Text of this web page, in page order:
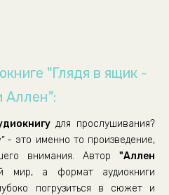
"Глядя в ящик -
Аллен":
для прослушивания?
- это именно то произведение,
внимания. Автор "Аллен
мир, а формат аудиокниги
погрузиться в сюжет и